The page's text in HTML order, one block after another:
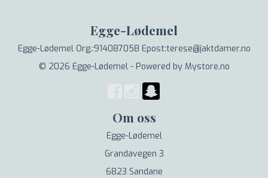
Egge-Lødemel
Egge-Lødemel Org.:914087058 Epost:terese@jaktdamer.no
© 2026 Egge-Lødemel - Powered by Mystore.no
Om oss
Egge-Lødemel
Grandavegen 3
6823 Sandane